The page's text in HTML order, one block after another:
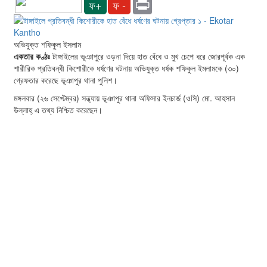
ফ+ ফ -
অভিযুক্ত শফিকুল ইসলাম
একতার কণ্ঠঃটাঙ্গাইলের ভূঞাপুরে ওড়না দিয়ে হাত বেঁধে ও মুখ চেপে ধরে জোরপূর্বক এক
শারীরিক প্রতিবন্ধী কিশোরীকে ধর্ষণের ঘটনায় অভিযুক্ত ধর্ষক শফিকুল ইমলামকে (৩০)
গ্রেফতার করেছে ভূঞাপুর থানা পুলিশ।
মঙ্গলবার (২৬ সেপ্টেম্বর) সন্ধ্যায় ভূঞাপুর থানা অফিসার ইনচার্জ (ওসি) মো. আহসান
উল্লাহ্ এ তথ্য নিশ্চিত করেছেন।